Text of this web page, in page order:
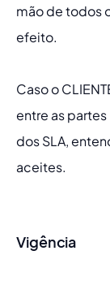
mão de todos
efeito.
Caso o
entre as
dos SLA,
aceites.
Vigência